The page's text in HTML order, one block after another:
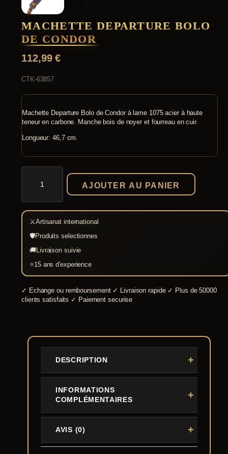
MACHETTE DEPARTURE BOLO
DE CONDOR
112,99€
CTK-63857
Machette Departure Bolo de Condor à lame 1075 acier à haute
teneur en carbone. Manche bois de noyer et fourreau en cuir.
Longueur: 46,7 cm.
quantité
Machette
de
Condor
AJOUTER AU PANIER
⚔Artisanat international
🛡Produits selectionnes
🚚Livraison suivie
⭐15 ans d'experience
✓ Echange ou remboursement ✓ Livraison rapide ✓ Plus de 50000
clients satisfaits ✓ Paiement securise
DESCRIPTION
INFORMATIONS
COMPLÉMENTAIRES
AVIS (0)